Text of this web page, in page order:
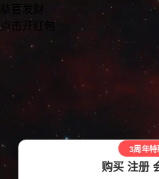
恭喜发财
点击开红包
3周年特
购买 注册